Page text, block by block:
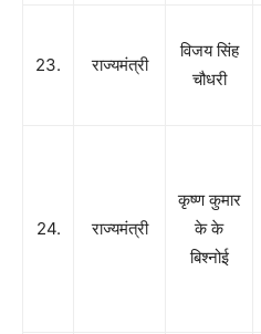
23. राज्यमंत्री
विजय सिंह
चौधरी
24. राज्यमंत्री
कृष्ण कुमार
के के
बिश्नोई